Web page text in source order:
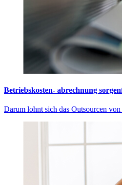
Betriebskosten- abrechnung
Darum lohnt sich das Outsourcen